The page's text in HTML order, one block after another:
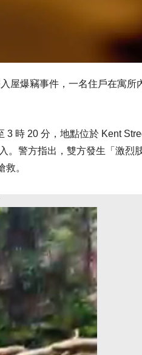
屋爆竊事件，一名住戶在寓所
3 時 20 分，地點位於 Kent
。警方指出，雙方發生「激烈
。